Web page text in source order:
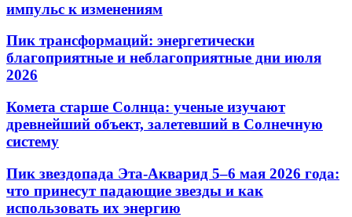
импульс к изменениям
Пик трансформаций: энергетически
благоприятные и неблагоприятные дни июля
2026
Комета старше Солнца: ученые изучают
древнейший объект, залетевший в Солнечную
систему
Пик звездопада Эта-Акварид 5–6 мая 2026 года:
что принесут падающие звезды и как
использовать их энергию